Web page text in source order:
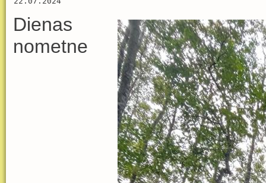
Dienas
nometne